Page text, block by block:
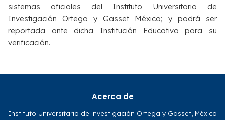
sistemas oficiales del Instituto Universitario de
Investigación Ortega y Gasset México; y podrá ser
reportada ante dicha Institución Educativa para su
verificación.
Acerca de
Instituto Universitario de investigación Ortega y Gasset, México